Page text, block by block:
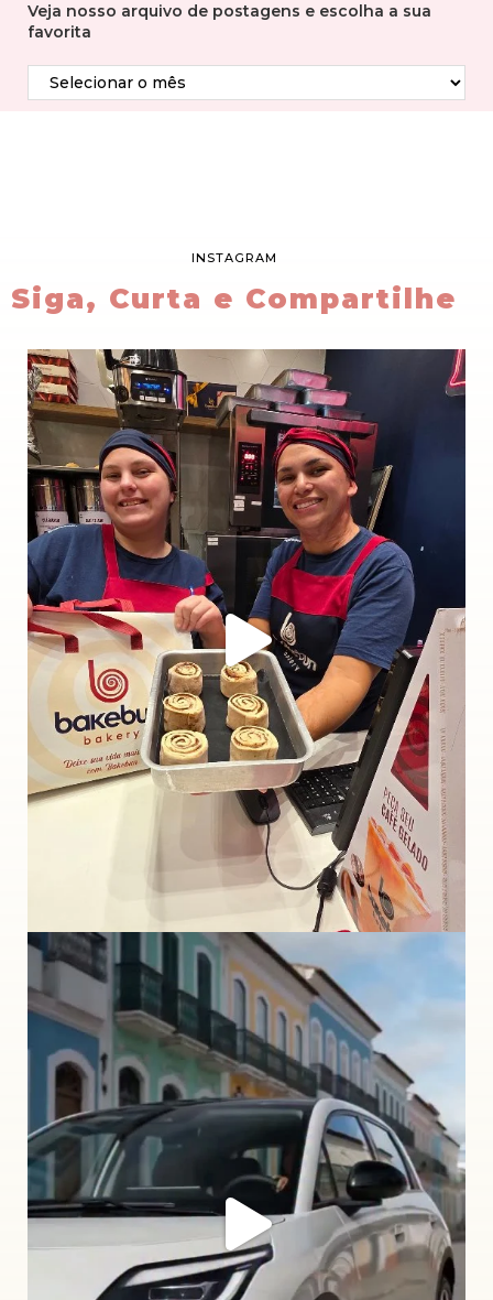
Veja nosso arquivo de postagens e escolha a sua
favorita
INSTAGRAM
Siga, Curta e Compartilhe